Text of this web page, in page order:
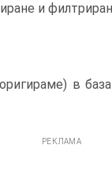
и
в
РЕКЛАМА